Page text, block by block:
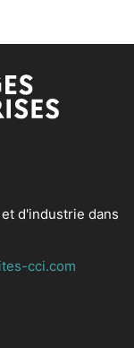
d'industrie dans
cci.com